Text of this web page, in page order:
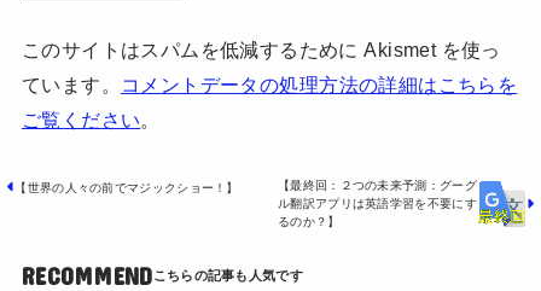
このサイトはスパムを低減するために Akismet を使っ
ています。
コメントデータの処理方法の詳細はこちらを
ご覧ください。
【世界の人々の前でマジックショー！】
【最終回：２つの未来予測：グーグ
ル翻訳アプリは英語学習を不要にす
るのか？】
RECOMMEND